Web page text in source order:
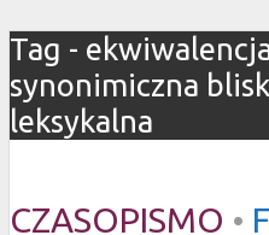
Tag -
synonimiczna
leksykalna
CZASOPISMO •